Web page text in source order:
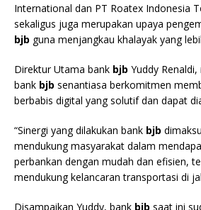
International dan PT Roatex Indonesia
sekaligus juga merupakan upaya
bjb guna menjangkau khalayak yang
Direktur Utama bank bjb Yuddy
bank bjb senantiasa berkomitmen
berbabis digital yang solutif dan dapat
“Sinergi yang dilakukan bank bjb
mendukung masyarakat dalam
perbankan dengan mudah dan efisien,
mendukung kelancaran transportasi di
Disampaikan Yuddy, bank bjb saat ini